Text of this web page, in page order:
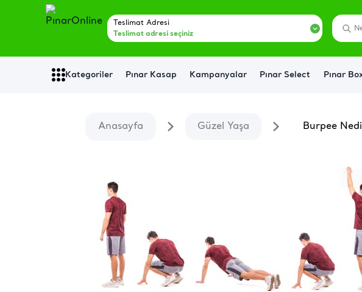
Teslimat Adresi
Teslimat adresi seçiniz
Kategoriler Pınar Kasap Kampanyalar Pınar Select Pınar
Anasayfa Güzel Yaşa Burpee